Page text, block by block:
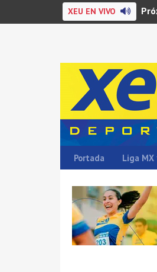
XEU EN VIVO
Portada Liga MX